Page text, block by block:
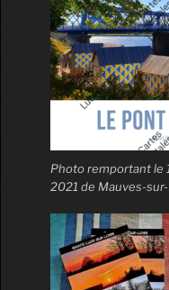
Photo remportant le
2021 de Mauves-